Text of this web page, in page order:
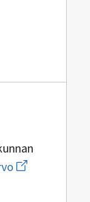
Avaa
uuden